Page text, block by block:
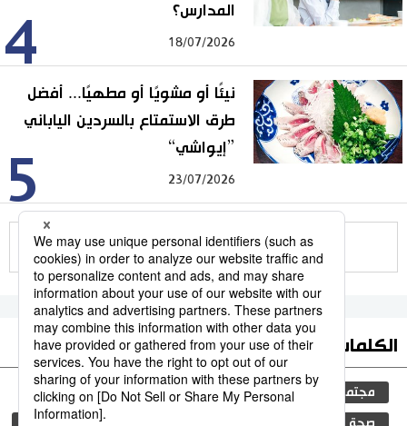
4
المدارس؟
18/07/2026
5
نيئًا أو مشويًا أو مطهيًا... أفضل
طرق الاستمتاع بالسردين الياباني
”إيواشي“
23/07/2026
للمزيد
الكلمات الأكثر بحثا
مجتمع التعليم الياباني اللغة اليابانية